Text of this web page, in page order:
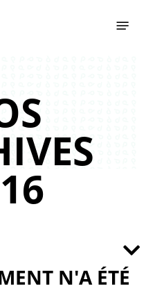
N'A ÉTÉ